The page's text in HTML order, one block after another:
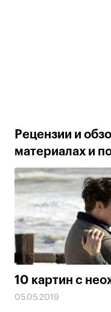
Рецензии и
материалах и
10 картин с
05.05.2019